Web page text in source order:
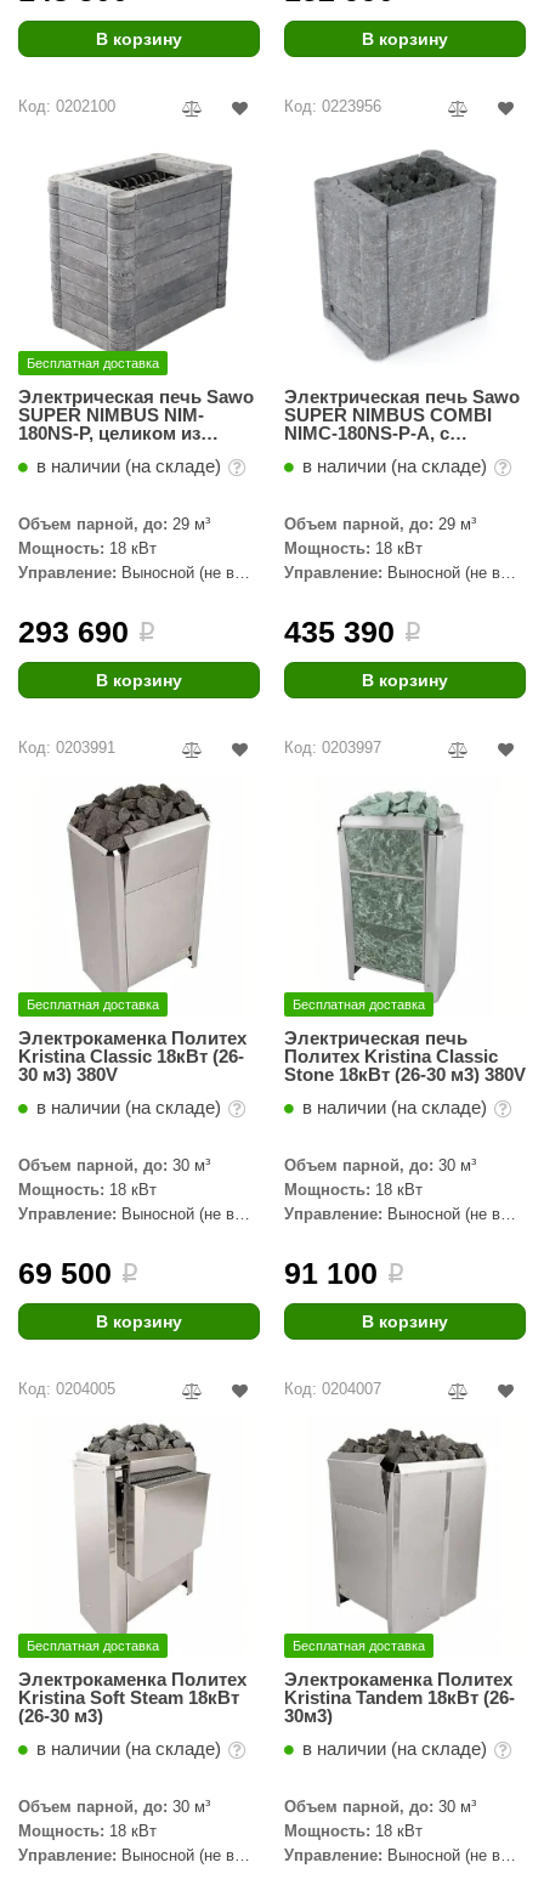
В корзину В корзину
Код: 0202100
Бесплатная доставка
Электрическая печь Sawo
SUPER NIMBUS NIM-
180NS-P, целиком из
в наличии (на складе)
Объем парной, до: 29 м³
Мощность: 18 кВт
Управление: Выносной (не в
293 690 i
В корзину
Код: 0223956
Электрическая печь Sawo
SUPER NIMBUS COMBI
NIMC-180NS-P-A, с
талькохлорит
в наличии (на складе)
Объем парной, до: 29 м³
Мощность: 18 кВт
Управление: Выносной (не в
435 390 i
В корзину
Код: 0203991
Бесплатная доставка
Электрокаменка Политех
Kristina Classic 18кВт (26-
30 м3) 380V
в наличии (на складе)
Объем парной, до: 30 м³
Мощность: 18 кВт
Управление: Выносной (не в
69 500 i
В корзину
Код: 0203997
Бесплатная доставка
Электрическая печь
Политех Kristina Classic
Stone 18кВт (26-30 м3) 380V
в наличии (на складе)
Объем парной, до: 30 м³
Мощность: 18 кВт
Управление: Выносной (не в
91 100 i
В корзину
Код: 0204005
Бесплатная доставка
Электрокаменка Политех
Kristina Soft Steam 18кВт
(26-30 м3)
в наличии (на складе)
Объем парной, до: 30 м³
Мощность: 18 кВт
Управление: Выносной (не в
Код: 0204007
Бесплатная доставка
Электрокаменка Политех
Kristina Tandem 18кВт (26-
30м3)
в наличии (на складе)
Объем парной, до: 30 м³
Мощность: 18 кВт
Управление: Выносной (не в